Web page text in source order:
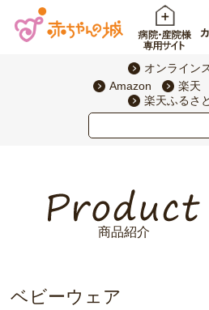
オンライン
Amazon
楽天
楽天ふるさ
商品紹介
ベビーウェア